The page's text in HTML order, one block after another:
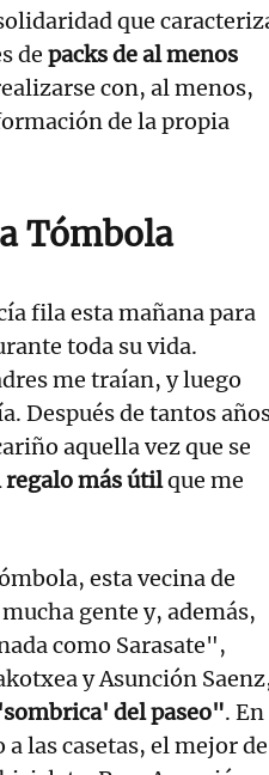
que
de packs de al menos
con, al menos,
de la propia
Tómbola
fila esta mañana para
toda su vida.
me traían, y luego
Después de tantos
aquella vez que se
regalo más útilque me
esta vecina de
gente y, además,
como Sarasate",
y Asunción
del paseo". En
las casetas, el mejor de